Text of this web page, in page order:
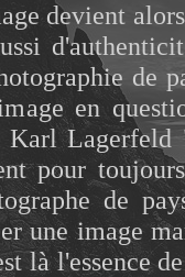
devient
de
en
Lagerfeld
pour
de
une image
là l'essence